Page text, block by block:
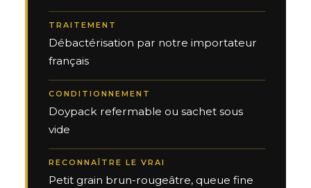
TRAITEMENT
Débactérisation par notre importateur
français
CONDITIONNEMENT
Doypack refermable ou sachet sous
vide
RECONNAÎTRE LE VRAI
Petit grain brun-rougeâtre, queue fine